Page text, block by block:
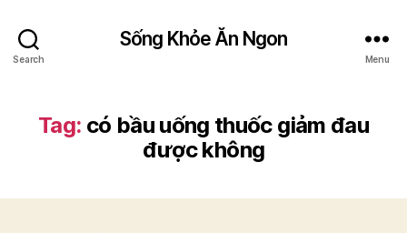
Search
Sống Khỏe Ăn Ngon
Menu
Tag: có bầu uống thuốc giảm đau
được không